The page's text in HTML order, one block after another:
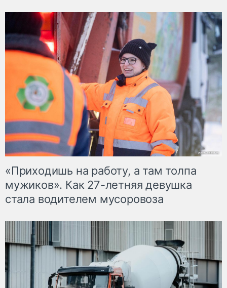
«Приходишь на работу, а там толпа
мужиков». Как 27-летняя девушка
стала водителем мусоровоза